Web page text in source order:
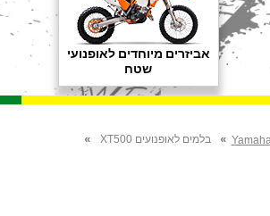
אביזרים מיוחדים לאופנועי
שטח
» בלמים לאופנועים XT500 »